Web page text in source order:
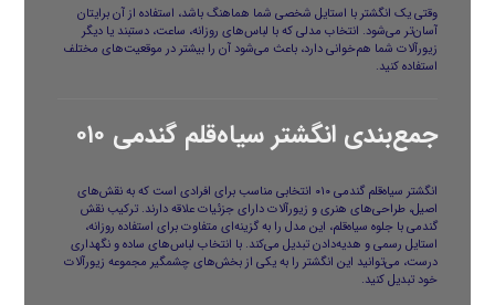
وقتی یک انگشتر با استایل شخصی شما هماهنگ باشد، استفاده از آن برایتان
آسان‌تر می‌شود. انتخاب مدلی که با لباس‌های روزانه، ساعت، دستبند یا دیگر
زیورآلات شما هم‌خوانی دارد، باعث می‌شود آن را بیشتر در موقعیت‌های مختلف
استفاده کنید.
جمع‌بندی انگشتر سیاه‌قلم گندمی ۰۱۰
انگشتر سیاه‌قلم گندمی ۰۱۰ انتخابی مناسب برای افرادی است که به نقش‌های
اصیل، طراحی‌های هنری و زیورآلات دارای جزئیات علاقه دارند. ترکیب نقش
گندمی با جلوه سیاه‌قلم، این مدل را به گزینه‌ای متفاوت برای استفاده روزانه،
استایل رسمی و هدیه‌دادن تبدیل می‌کند. با انتخاب لباس‌های ساده و نگهداری
درست، می‌توانید این انگشتر را به یکی از بخش‌های چشمگیر مجموعه زیورآلات
خود تبدیل کنید.